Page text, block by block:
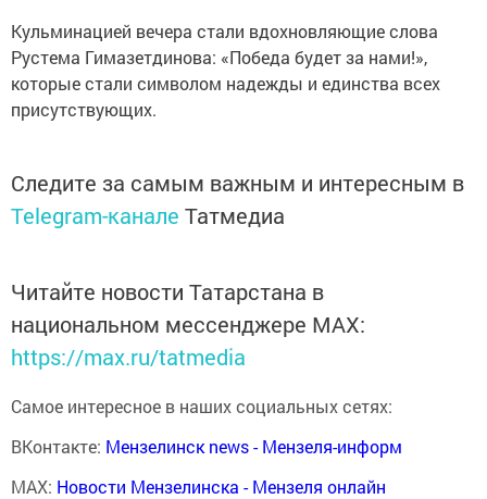
Кульминацией вечера стали вдохновляющие слова
Рустема Гимазетдинова: «Победа будет за нами!»,
которые стали символом надежды и единства всех
присутствующих.
Следите за самым важным и интересным в
Telegram-канале Татмедиа
Читайте новости Татарстана в
национальном мессенджере MАХ:
https://max.ru/tatmedia
Самое интересное в наших социальных сетях:
ВКонтакте: Мензелинск news - Мензеля-информ
MAX: Новости Мензелинска - Мензеля онлайн